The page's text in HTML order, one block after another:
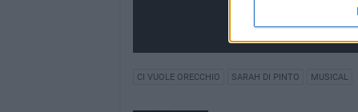
CI VUOLE ORECCHIO SARAH DI PINTO MUSICAL